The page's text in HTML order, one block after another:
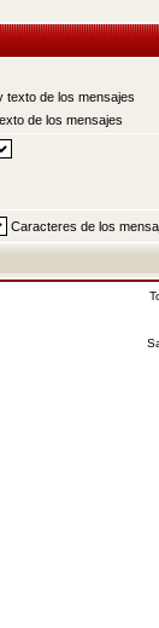
de los mensajes
de los mensajes
Caracteres de los